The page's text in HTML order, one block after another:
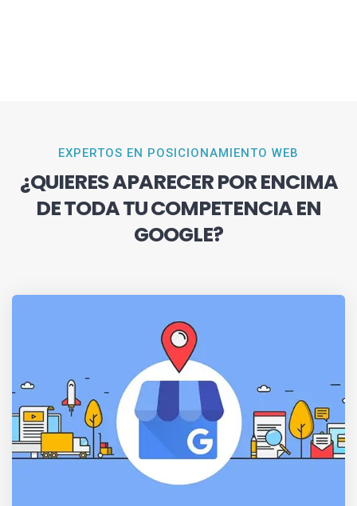
EXPERTOS EN POSICIONAMIENTO WEB
¿QUIERES APARECER POR ENCIMA
DE TODA TU COMPETENCIA EN
GOOGLE?